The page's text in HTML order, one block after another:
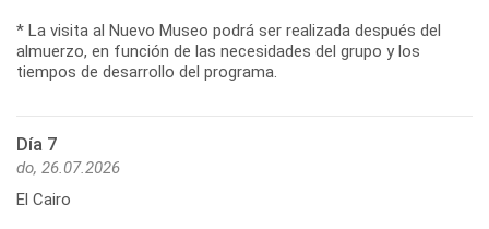
* La visita al Nuevo Museo podrá ser realizada después del
almuerzo, en función de las necesidades del grupo y los
tiempos de desarrollo del programa.
Día 7
do, 26.07.2026
El Cairo